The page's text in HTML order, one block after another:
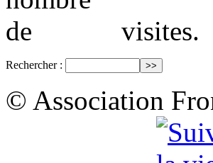
visites.
Rechercher :
© Association